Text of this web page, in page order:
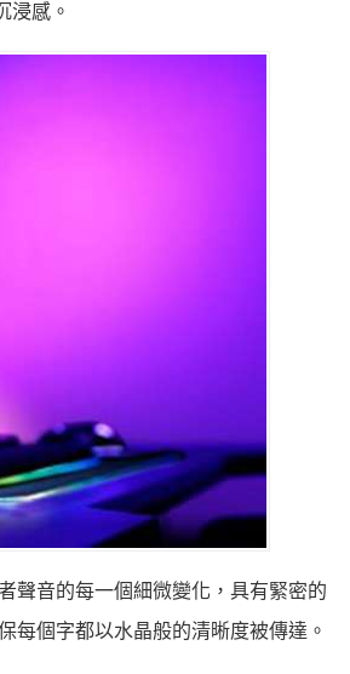
浸感。
聲音的每一個細微變化，具有緊密的
每個字都以水晶般的清晰度被傳達。